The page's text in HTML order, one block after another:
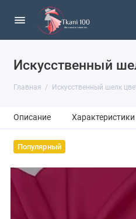
Искусственный
Главная Искусственный шелк
Описание Характеристики
Популярный